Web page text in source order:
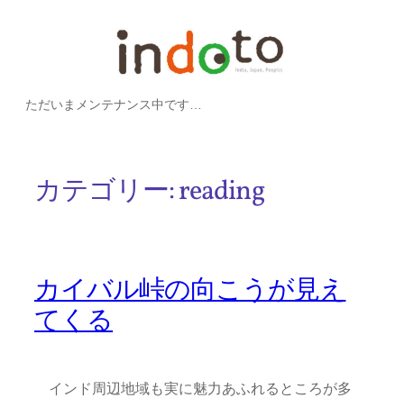
ただいまメンテナンス中です…
カテゴリー:reading
カイバル峠の向こうが見え
てくる
インド周辺地域も実に魅力あふれるところが多